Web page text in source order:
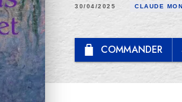
30/04/2025 CLAUDE
COMMANDER